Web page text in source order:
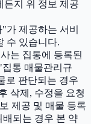
든지 위 정보 제공
제공하는 서비
수 있습니다.
는 집통에 등록된
통 매물관리규
로 판단되는 경우
삭제, 수정을 요청
제공 및 매물 등록
되는 경우 본 약